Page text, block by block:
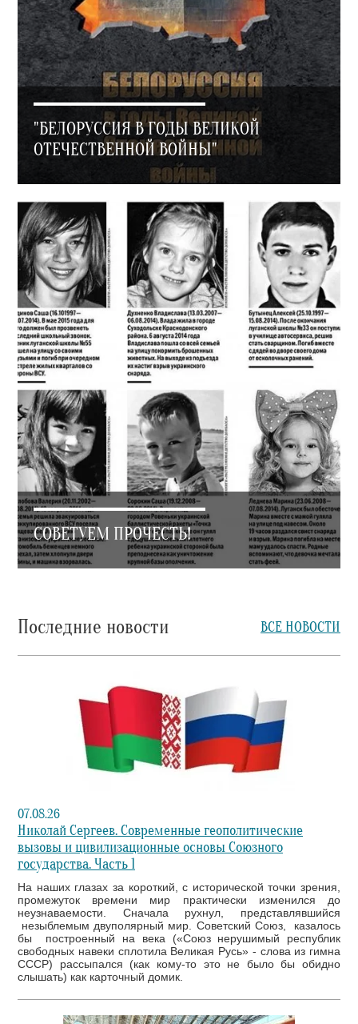
"БЕЛОРУССИЯ В ГОДЫ ВЕЛИКОЙ
ОТЕЧЕСТВЕННОЙ ВОЙНЫ"
СОВЕТУЕМ ПРОЧЕСТЬ!
Последние новости ВСЕ НОВОСТИ
07.08.26
Николай Сергеев. Современные геополитические
вызовы и цивилизационные основы Союзного
государства. Часть 1
На наших глазах за короткий, с исторической точки зрения,
промежуток времени мир практически изменился до
неузнаваемости. Сначала рухнул, представлявшийся
незыблемым двуполярный мир. Советский Союз, казалось
бы построенный на века («Союз нерушимый республик
свободных навеки сплотила Великая Русь» - слова из гимна
СССР) рассыпался (как кому-то это не было бы обидно
слышать) как карточный домик.